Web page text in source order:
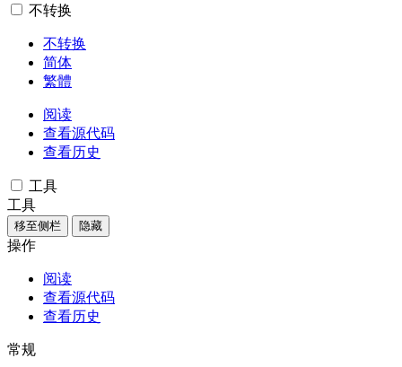
不转换
不转换
简体
繁體
阅读
查看源代码
查看历史
工具
工具
移至侧栏 隐藏
操作
阅读
查看源代码
查看历史
常规